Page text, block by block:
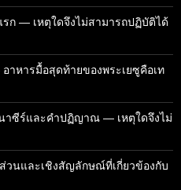
ก — เหตุใดจึงไม่สามารถปฏิบัติได้
หารมื้อสุดท้ายของพระเยซูคือเท
ซีร์และคำปฏิญาณ — เหตุใดจึงไม่
วนและเชิงสัญลักษณ์ที่เกี่ยวข้องกับ